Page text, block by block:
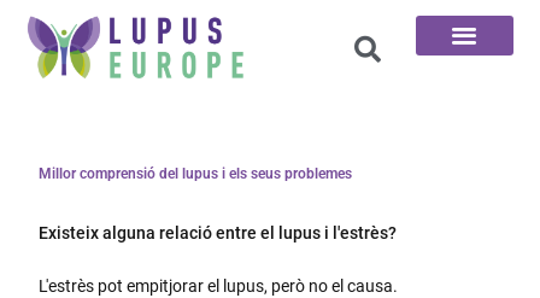
Millor comprensió del lupus i els seus problemes
Existeix alguna relació entre el lupus i l'estrès?
L'estrès pot empitjorar el lupus, però no el causa.